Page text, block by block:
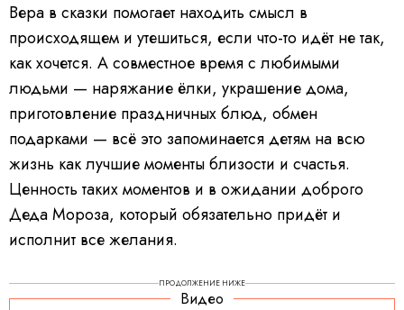
Вера в сказки помогает находить смысл в
происходящем и утешиться, если что-то идёт не так,
как хочется. А совместное время с любимыми
людьми — наряжание ёлки, украшение дома,
приготовление праздничных блюд, обмен
подарками — всё это запоминается детям на всю
жизнь как лучшие моменты близости и счастья.
Ценность таких моментов и в ожидании доброго
Деда Мороза, который обязательно придёт и
исполнит все желания.
ПРОДОЛЖЕНИЕ НИЖЕ
Видео